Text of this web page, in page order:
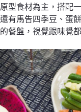
原型食材為主，搭配
還有馬告四季豆、蛋
的餐盤，視覺跟味覺